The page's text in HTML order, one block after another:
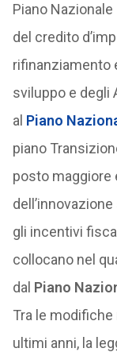
Piano
del credito
rifinanziamento
sviluppo e degli
al Piano
piano
posto maggiore
gli incentivi
collocano nel
dal Piano
Tra le
ultimi anni, la